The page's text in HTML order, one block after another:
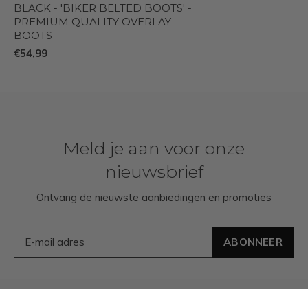
BLACK - 'BIKER BELTED BOOTS' -
PREMIUM QUALITY OVERLAY
BOOTS
€54,99
Meld je aan voor onze
nieuwsbrief
Ontvang de nieuwste aanbiedingen en promoties
ABONNEER